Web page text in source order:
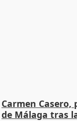
Carmen
de Málaga tras